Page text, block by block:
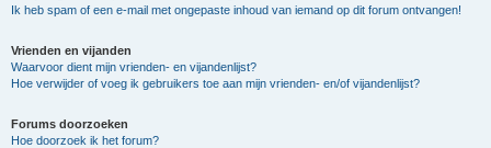
Ik heb spam of een e-mail met ongepaste inhoud van iemand op dit forum ontvangen!
Vrienden en vijanden
Waarvoor dient mijn vrienden- en vijandenlijst?
Hoe verwijder of voeg ik gebruikers toe aan mijn vrienden- en/of vijandenlijst?
Forums doorzoeken
Hoe doorzoek ik het forum?